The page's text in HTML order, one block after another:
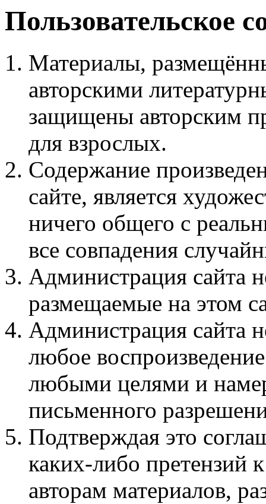
Пользовательское
Материалы,
авторскими
защищены авторским
для взрослых.
Содержание
сайте, является
ничего общего с
все совпадения
Администрация сайта
размещаемые на этом
Администрация сайта
любое
любыми целями и
письменного
Подтверждая это
каких-либо претензий
авторам материалов,